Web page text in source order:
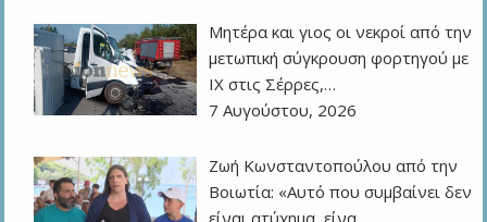
Μητέρα και γιος οι νεκροί από την
μετωπική σύγκρουση φορτηγού με
ΙΧ στις Σέρρες,…
7 Αυγούστου, 2026
Ζωή Κωνσταντοπούλου από την
Βοιωτία: «Αυτό που συμβαίνει δεν
είναι ατύχημα, είνα…